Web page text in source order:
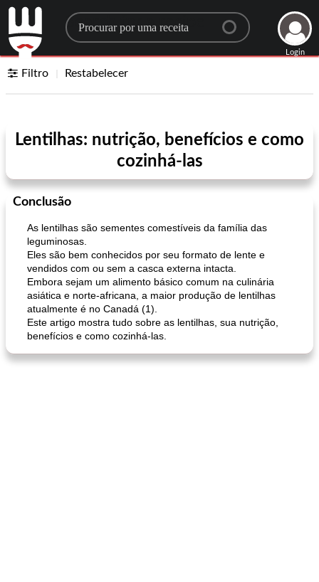
Search for a recipe
Login
Filtro Restabelecer
Lentilhas: nutrição, benefícios e como
cozinhá-las
Conclusão
As lentilhas são sementes comestíveis da família das
leguminosas.
Eles são bem conhecidos por seu formato de lente e
vendidos com ou sem a casca externa intacta.
Embora sejam um alimento básico comum na culinária
asiática e norte-africana, a maior produção de lentilhas
atualmente é no Canadá (1).
Este artigo mostra tudo sobre as lentilhas, sua nutrição,
benefícios e como cozinhá-las.